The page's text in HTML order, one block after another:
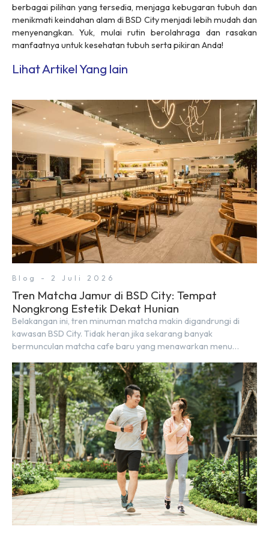
berbagai pilihan yang tersedia, menjaga kebugaran tubuh dan
menikmati keindahan alam di BSD City menjadi lebih mudah dan
menyenangkan. Yuk, mulai rutin berolahraga dan rasakan
manfaatnya untuk kesehatan tubuh serta pikiran Anda!
Lihat Artikel Yang lain
Blog - 2 Juli 2026
Tren Matcha Jamur di BSD City: Tempat
Nongkrong Estetik Dekat Hunian
Belakangan ini, tren minuman matcha makin digandrungi di
kawasan BSD City. Tidak heran jika sekarang banyak
bermunculan matcha cafe baru yang menawarkan menu
nyaman, baik untuk produktif bekerja (WFC) maupun sekadar
bersantai bersama orang terdekat. Kabar baiknya, deretan
kafe hits ini tersebar di lokasi-lokasi strategis yang sangat […]